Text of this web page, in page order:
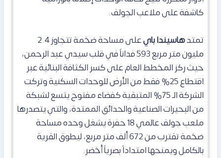
كاشفة على ملاعب الجولف.
تمتدهاسيندا باي
على مساحة ضخمة تتجاوز 2.4
مليون متر مربع 593 فداناً في قلب سيدي عبد الرحمن،
حيث ركز المخطط العام على كسر الكثافة البنائية عبر
اقتطاع 25% فقط من الأرض للوحدات السكنية وتركت
الشركة الـ 75% المتبقية كفضاء مفتوح يتسع لشبكة
من البحيرات الصناعية والحدائق الممتدة، والتي يتصدرها
ملعب جولف عالمي 18 حفرة يشغل وحده مساحة
ضخمة تقترب من 672 ألف متر مربع، ليطوق القرية
بالكامل ويمنحها امتداداً بصرياً أخضر.